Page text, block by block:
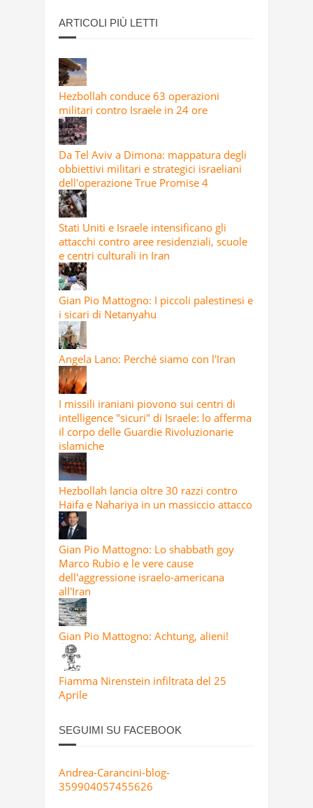
ARTICOLI PIÙ LETTI
Hezbollah conduce 63 operazioni
militari contro Israele in 24 ore
Da Tel Aviv a Dimona: mappatura degli
obbiettivi militari e strategici israeliani
dell'operazione True Promise 4
Stati Uniti e Israele intensificano gli
attacchi contro aree residenziali, scuole
e centri culturali in Iran
Gian Pio Mattogno: I piccoli palestinesi e
i sicari di Netanyahu
Angela Lano: Perché siamo con l'Iran
I missili iraniani piovono sui centri di
intelligence "sicuri" di Israele: lo afferma
il corpo delle Guardie Rivoluzionarie
islamiche
Hezbollah lancia oltre 30 razzi contro
Haifa e Nahariya in un massiccio attacco
Gian Pio Mattogno: Lo shabbath goy
Marco Rubio e le vere cause
dell'aggressione israelo-americana
all'Iran
Gian Pio Mattogno: Achtung, alieni!
Fiamma Nirenstein infiltrata del 25
Aprile
SEGUIMI SU FACEBOOK
Andrea-Carancini-blog-
359904057455626